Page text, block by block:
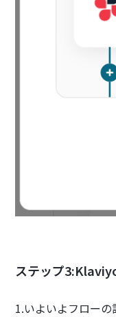
ステップ
1.いよいよフローの